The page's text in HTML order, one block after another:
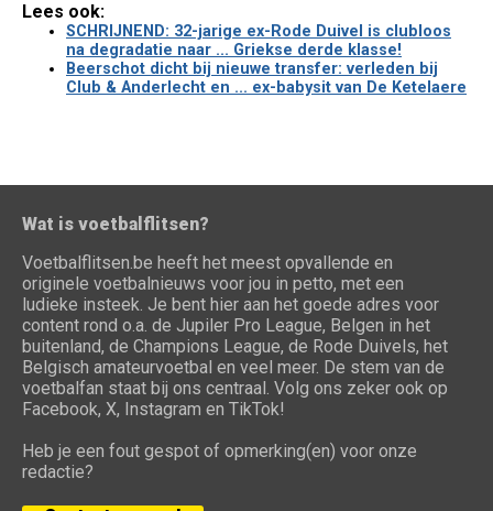
Lees ook:
SCHRIJNEND: 32-jarige ex-Rode Duivel is clubloos
na degradatie naar ... Griekse derde klasse!
Beerschot dicht bij nieuwe transfer: verleden bij
Club & Anderlecht en ... ex-babysit van De Ketelaere
Wat is voetbalflitsen?
Voetbalflitsen.be heeft het meest opvallende en
originele voetbalnieuws voor jou in petto, met een
ludieke insteek. Je bent hier aan het goede adres voor
content rond o.a. de Jupiler Pro League, Belgen in het
buitenland, de Champions League, de Rode Duivels, het
Belgisch amateurvoetbal en veel meer. De stem van de
voetbalfan staat bij ons centraal. Volg ons zeker ook op
Facebook, X, Instagram en TikTok!
Heb je een fout gespot of opmerking(en) voor onze
redactie?